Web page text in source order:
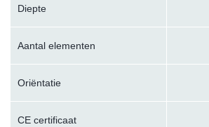
Diepte
Aantal elementen
Oriëntatie
CE certificaat